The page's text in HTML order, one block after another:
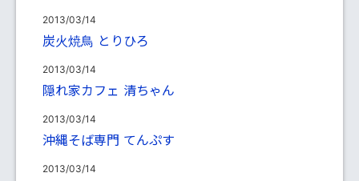
2013/03/14
炭火焼鳥 とりひろ
2013/03/14
隠れ家カフェ 清ちゃん
2013/03/14
沖縄そば専門 てんぷす
2013/03/14